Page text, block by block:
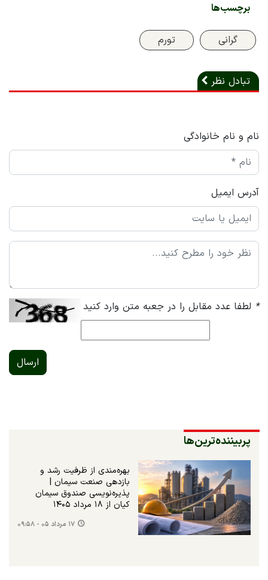
برچسب‌ها
گرانی تورم
تبادل نظر
نام و نام خانوادگی
آدرس ایمیل
* لطفا عدد مقابل را در جعبه متن وارد کنید
ارسال
پربیننده‌ترین‌ها
بهره‌مندی از ظرفیت رشد و
بازدهی صنعت سیمان |
پذیره‌نویسی صندوق سیمان
کیان از ۱۸ مرداد ۱۴۰۵
۱۷ مرداد ۰۵ - ۰۹:۵۸